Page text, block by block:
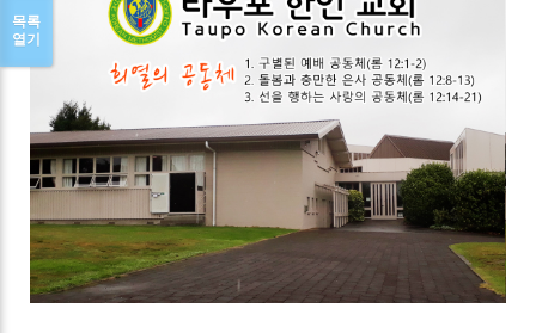
목록
열기